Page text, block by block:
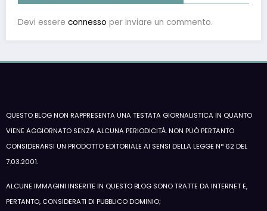
Devi essere connesso per inviare un commento.
QUESTO BLOG NON RAPPRESENTA UNA TESTATA GIORNALISTICA IN QUANTO
VIENE AGGIORNATO SENZA ALCUNA PERIODICITÀ. NON PUÒ PERTANTO
CONSIDERARSI UN PRODOTTO EDITORIALE AI SENSI DELLA LEGGE N° 62 DEL
7.03.2001.
ALCUNE IMMAGINI INSERITE IN QUESTO BLOG SONO TRATTE DA INTERNET E,
PERTANTO, CONSIDERATI DI PUBBLICO DOMINIO;